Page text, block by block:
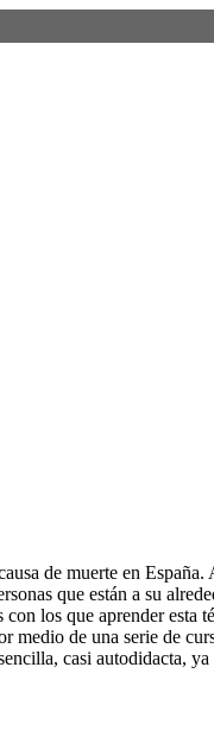
de muerte en
que están a su
los que aprender
de una serie de
casi autodidacta,